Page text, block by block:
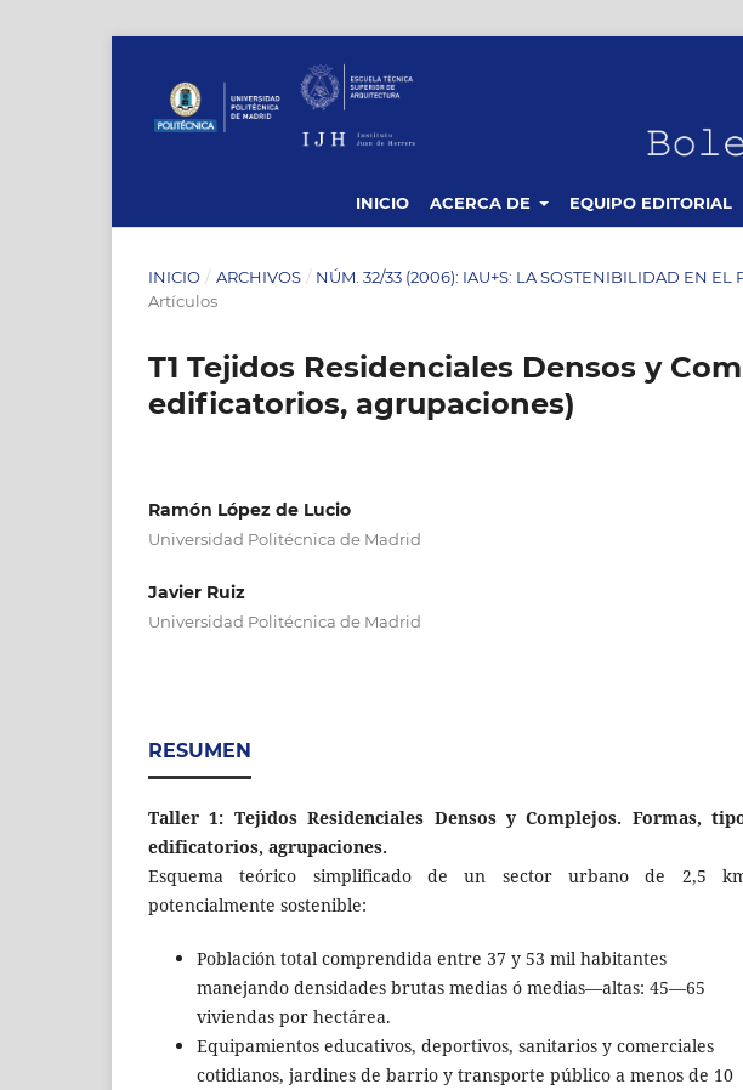
INICIO ACERCA DE EQUIPO EDITORIAL
INICIO / ARCHIVOS / NÚM. 32/33 (2006): IAU+S: LA SOSTENIBILIDAD EN EL
Artículos
T1 Tejidos Residenciales Densos y
edificatorios, agrupaciones)
Ramón López de Lucio
Universidad Politécnica de Madrid
Javier Ruiz
Universidad Politécnica de Madrid
RESUMEN
Taller 1: Tejidos Residenciales Densos y Complejos. Formas,
edificatorios, agrupaciones.
Esquema teórico simplificado de un sector urbano de 2,5
potencialmente sostenible:
Población total comprendida entre 37 y 53 mil habitantes
manejando densidades brutas medias ó medias—altas: 45—65
viviendas por hectárea.
Equipamientos educativos, deportivos, sanitarios y comerciales
cotidianos, jardines de barrio y transporte público a menos de 10